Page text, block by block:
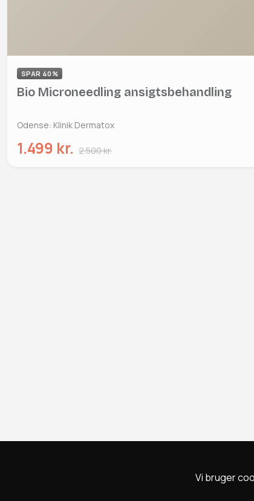
Vi bruger
SPAR 40%
Bio Microneedling ansigtsbehandling
Odense: Klinik Dermatox
1.499 kr. 2.500 kr.